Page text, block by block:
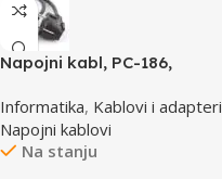
Napojni kabl, PC-186,
Informatika, Kablovi i adapteri
Napojni kablovi
Na stanju